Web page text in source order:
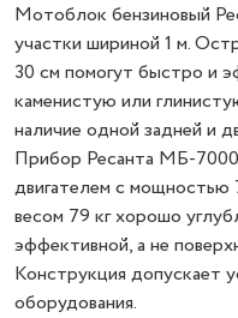
Мотоблок бензиновый
участки шириной 1 м.
30 см помогут быстро и
каменистую или
наличие одной задней и
Прибор Ресанта МБ-
двигателем с мощностью
весом 79 кг хорошо
эффективной, а не
Конструкция допускает
оборудования.